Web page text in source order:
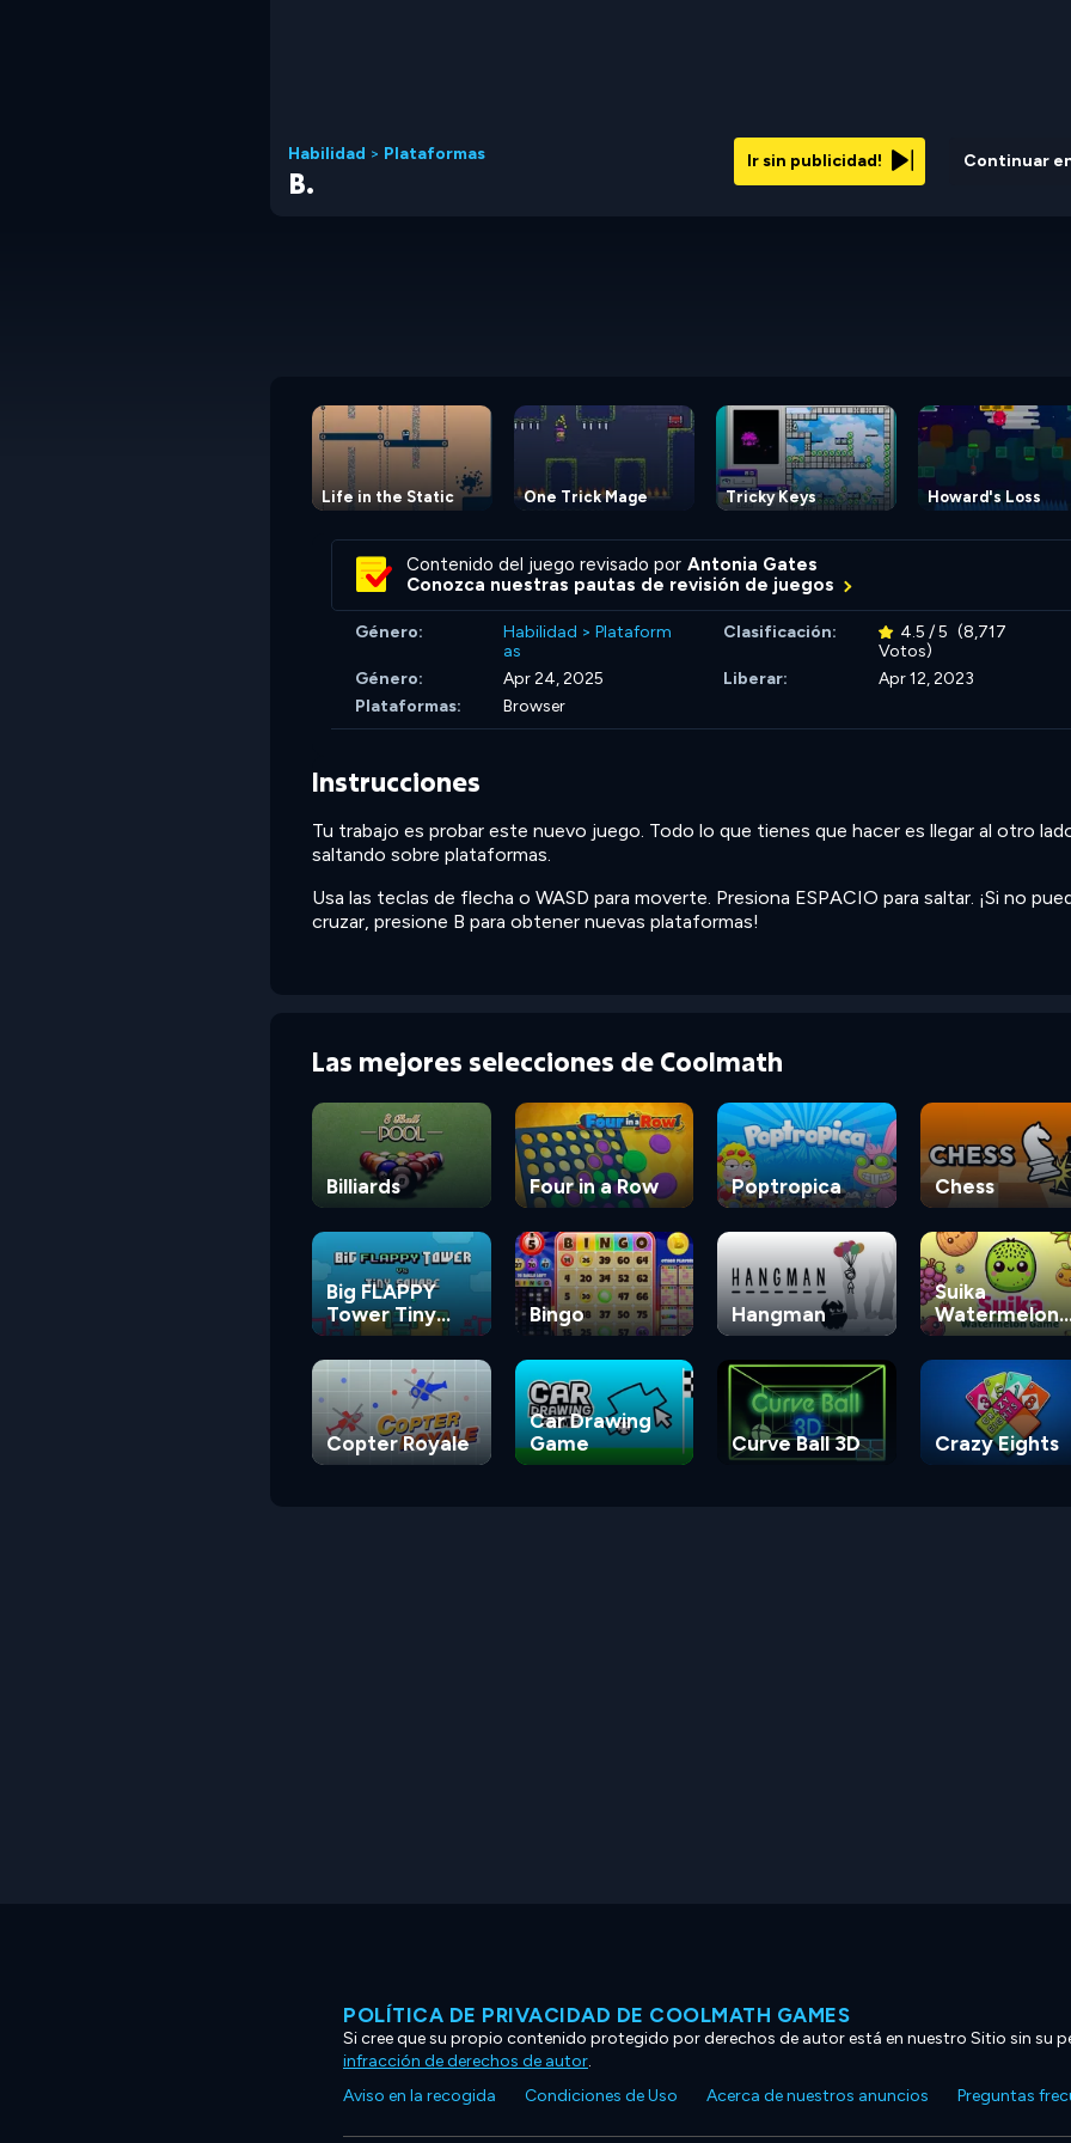
Continuar
Ir sin publicidad!
Habilidad > Plataformas
B.
Life in the Static One Trick Mage Tricky Keys Howard's Loss
Contenido del juego revisado por Antonia Gates
Conozca nuestras pautas de revisión de juegos
Género: Habilidad > Plataform
as
Clasificación: 4.5 / 5 (8,717
Votos)
Género:
Apr 24, 2025 Liberar:
Apr 12, 2023
Plataformas:
Browser
Instrucciones
Tu trabajo es probar este nuevo juego. Todo lo que tienes que hacer es llegar al otro
saltando sobre plataformas.
Usa las teclas de flecha o WASD para moverte. Presiona ESPACIO para saltar. ¡Si no
cruzar, presione B para obtener nuevas plataformas!
Las mejores selecciones de Coolmath
Billiards Four in a Row Poptropica Chess
Big FLAPPY
Tower Tiny
Square
Bingo Hangman
Suika
Watermelon
Game
Copter Royale
Car Drawing
Game
Curve Ball 3D Crazy Eights
POLÍTICA DE PRIVACIDAD DE COOLMATH GAMES
Si cree que su propio contenido protegido por derechos de autor está en nuestro Sitio sin su
infracción de derechos de autor.
Aviso en la recogida
Condiciones de Uso Acerca de nuestros anuncios Preguntas